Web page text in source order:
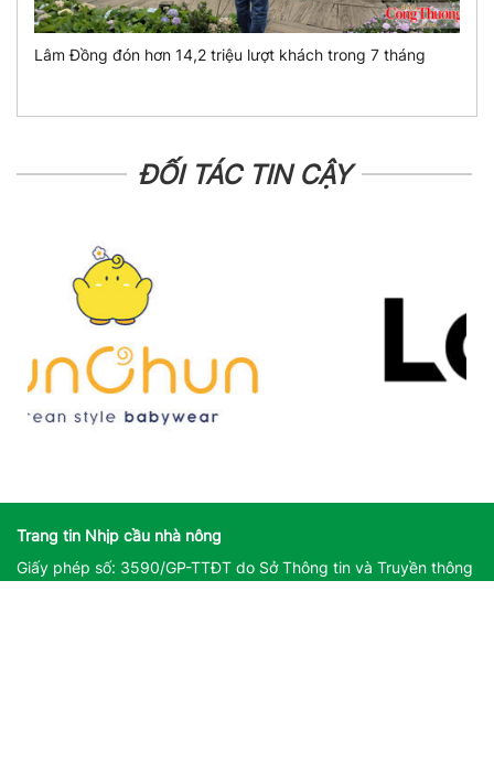
Lâm Đồng đón hơn 14,2 triệu lượt khách trong 7 tháng
ĐỐI TÁC TIN CẬY
Trang tin Nhịp cầu nhà nông
Giấy phép số: 3590/GP-TTĐT do Sở Thông tin và Truyền thông